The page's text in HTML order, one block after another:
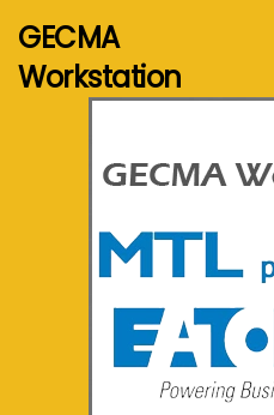
GECMA
Workstation